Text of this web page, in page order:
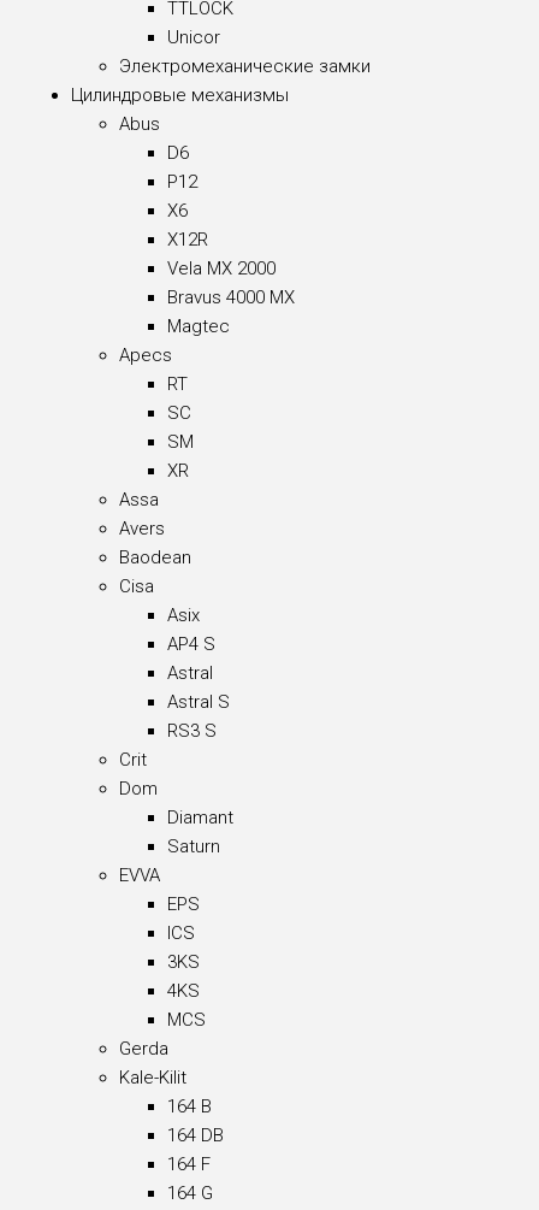
TTLOCK
Unicor
Электромеханические замки
Цилиндровые механизмы
Abus
D6
P12
X6
X12R
Vela MX 2000
Bravus 4000 MX
Magtec
Apecs
RT
SC
SM
XR
Assa
Avers
Baodean
Cisa
Asix
AP4 S
Astral
Astral S
RS3 S
Crit
Dom
Diamant
Saturn
EVVA
EPS
ICS
3KS
4KS
MCS
Gerda
Kale-Kilit
164 B
164 DB
164 F
164 G